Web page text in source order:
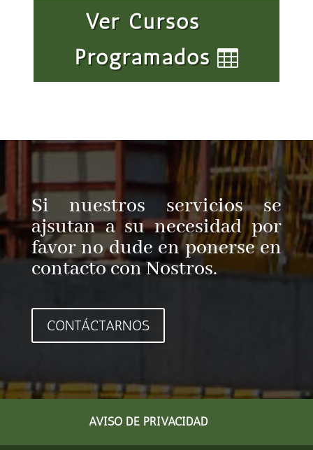
Ver Cursos
Programados
Si nuestros servicios se
ajsutan a su necesidad por
favor no dude en ponerse en
contacto con Nostros.
CONTÁCTARNOS
AVISO DE PRIVACIDAD